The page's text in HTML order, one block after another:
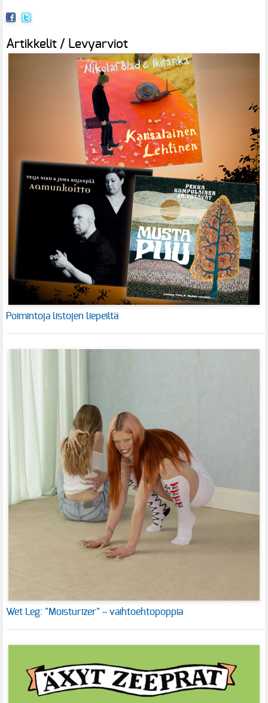
Artikkelit / Levyarviot
Poimintoja listojen liepeiltä
Wet Leg: "Moisturizer" – vaihtoehtopoppia